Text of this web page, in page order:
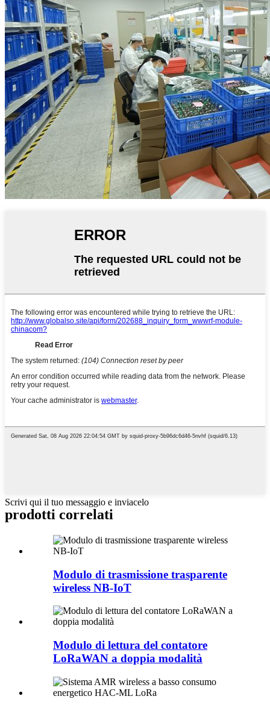
Scrivi qui il tuo messaggio e inviacelo
prodotti correlati
Modulo di trasmissione trasparente
wireless NB-IoT
Modulo di lettura del contatore
LoRaWAN a doppia modalità